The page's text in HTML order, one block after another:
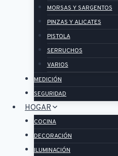
MORSAS Y SARGENTOS
PINZAS Y ALICATES
PISTOLA
SERRUCHOS
VARIOS
MEDICIÓN
SEGURIDAD
HOGAR
COCINA
DECORACIÓN
ILUMINACIÓN